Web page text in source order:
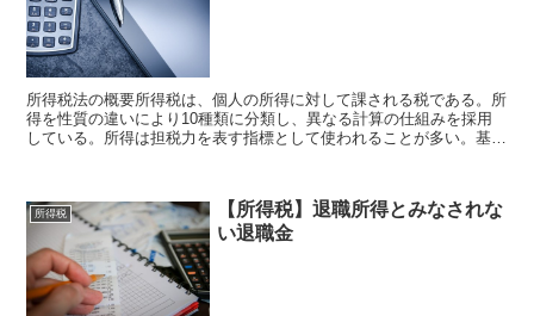
所得税法の概要所得税は、個人の所得に対して課される税である。所
得を性質の違いにより10種類に分類し、異なる計算の仕組みを採用
している。所得は担税力を表す指標として使われることが多い。基礎
所得税
【所得税】退職所得とみなされな
い退職金